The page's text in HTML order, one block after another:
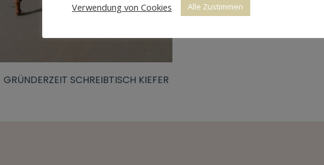
GRÜNDERZEIT SCHREIBTISCH KIEFER
Verwendung von Cookies
Alle Zustimmen